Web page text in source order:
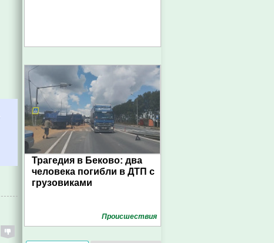
Трагедия в Беково: два
человека погибли в ДТП с
грузовиками
Проиcшествия